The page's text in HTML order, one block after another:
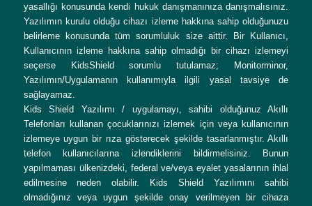
yasallığı konusunda kendi hukuk danışmanınıza danışmalısınız.
Yazılımın kurulu olduğu cihazı izleme hakkına sahip olduğunuzu
belirleme konusunda tüm sorumluluk size aittir. Bir Kullanıcı,
Kullanıcının izleme hakkına sahip olmadığı bir cihazı izlemeyi
seçerse KidsShield sorumlu tutulamaz; Monitorminor,
Yazılımın/Uygulamanın kullanımıyla ilgili yasal tavsiye de
sağlayamaz.
Kids Shield Yazılımı / uygulamayı, sahibi olduğunuz Akıllı
Telefonları kullanan çocuklarınızı izlemek için veya kullanıcının
izlemeye uygun bir rıza gösterecek şekilde tasarlanmıştır. Akıllı
telefon kullanıcılarına izlendiklerini bildirmelisiniz. Bunun
yapılmaması ülkenizdeki, federal ve/veya eyalet yasalarının ihlal
edilmesine neden olabilir. Kids Shield Yazılımını sahibi
olmadığınız veya uygun şekilde onay verilmeyen bir cihaza